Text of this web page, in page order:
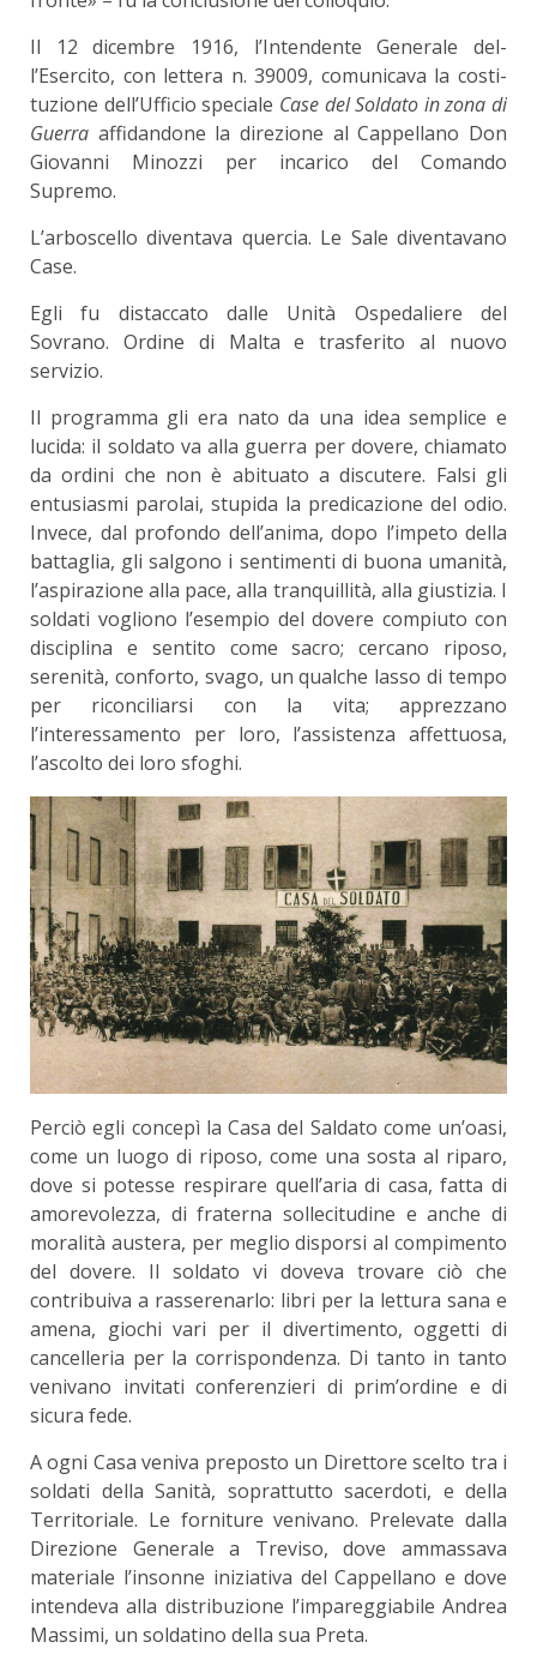
Il 12 dicembre 1916, l’Intendente Generale del­
l’Esercito, con lettera n. 39009, comunicava la costi­
tuzione dell’Ufficio speciale Case del Soldato in zona di
Guerra affidandone la direzione al Cappel­lano Don
Giovanni Minozzi per incarico del Comando
Supremo.
L’arboscello diventava quercia. Le Sale diventavano
Case.
Egli fu distaccato dalle Unità Ospedaliere del
Sovrano. Ordine di Malta e trasferito al nuovo
servizio.
Il programma gli era nato da una idea semplice e
lucida: il soldato va alla guerra per dovere, chia­mato
da ordini che non è abituato a discutere. Falsi gli
entusiasmi parolai, stupida la predicazione del odio.
Invece, dal profondo dell’anima, dopo l’im­peto della
battaglia, gli salgono i sentimenti di buo­na umanità,
l’aspirazione alla pace, alla tranquillità, alla giustizia. I
soldati vogliono l’esempio del dovere compiuto con
disciplina e sentito come sacro; cer­cano riposo,
serenità, conforto, svago, un qualche lasso di tempo
per riconciliarsi con la vita; apprezzano
l’interessamento per loro, l’assistenza affet­tuosa,
l’ascolto dei loro sfoghi.
Perciò egli concepì la Casa del Saldato come un’oasi,
come un luogo di riposo, come una sosta al riparo,
dove si potesse respirare quell’aria di casa, fatta di
amorevolezza, di fraterna sollecitu­dine e anche di
moralità austera, per meglio di­sporsi al compimento
del dovere. Il soldato vi do­veva trovare ciò che
contribuiva a rasserenarlo: libri per la lettura sana e
amena, giochi vari per il divertimento, oggetti di
cancelleria per la cor­rispondenza. Di tanto in tanto
venivano invitati conferenzieri di prim’ordine e di
sicura fede.
A ogni Casa veniva preposto un Direttore scel­to tra i
soldati della Sanità, soprattutto sacerdoti, e della
Territoriale. Le forniture venivano. Prele­vate dalla
Direzione Generale a Treviso, dove am­massava
materiale l’insonne iniziativa del Cappel­lano e dove
intendeva alla distribuzione l’impareg­giabile Andrea
Massimi, un soldatino della sua Preta.